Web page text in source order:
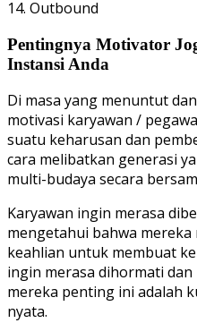
14. Outbound
Pentingnya Motivator
Instansi Anda
Di masa yang menuntut
motivasi karyawan /
suatu keharusan dan
cara melibatkan generasi
multi-budaya secara
Karyawan ingin merasa
mengetahui bahwa
keahlian untuk membuat
ingin merasa dihormati
mereka penting ini adalah
nyata.